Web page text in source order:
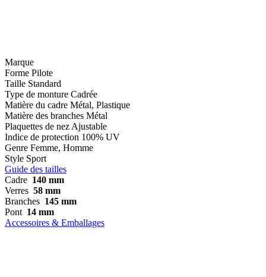
Marque
Forme Pilote
Taille Standard
Type de monture Cadrée
Matière du cadre Métal, Plastique
Matière des branches Métal
Plaquettes de nez Ajustable
Indice de protection 100% UV
Genre Femme, Homme
Style Sport
Guide des tailles
Cadre 140 mm
Verres 58 mm
Branches 145 mm
Pont 14 mm
Accessoires & Emballages